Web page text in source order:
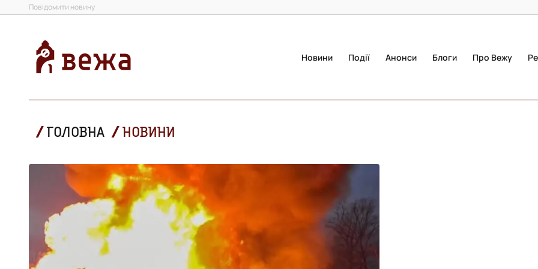
Повідомити новину
Новини Події Анонси Блоги Про Вежу
ГОЛОВНА НОВИНИ